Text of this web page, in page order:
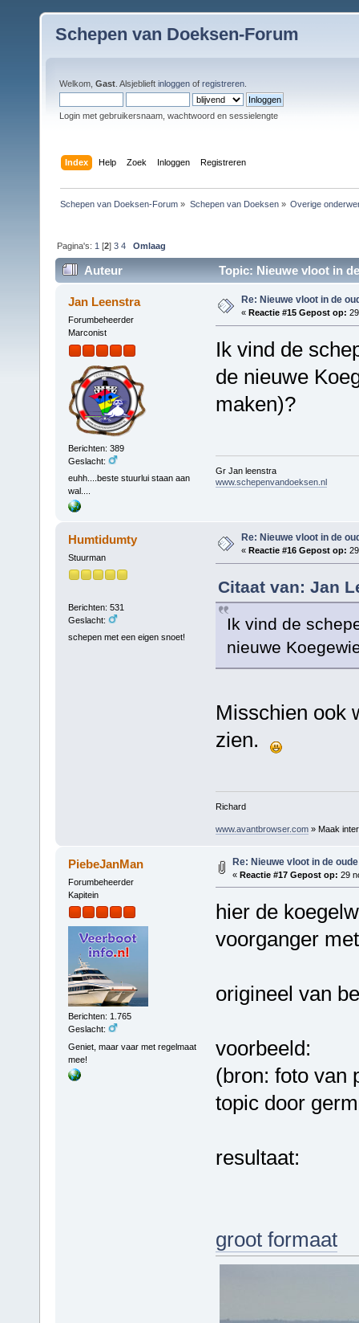
Schepen van Doeksen-Forum
Welkom, Gast . Alsjeblieft inloggen of registreren
Login met gebruikersnaam, wachtwoord en sessielengte
Index Help Zoek Inloggen Registreren
Schepen van Doeksen-Forum » Schepen van Doeksen» Overige
Pagina's: 1 [2]3 4 Omlaag
Auteur Topic: Nieuwe vloot in
Jan Leenstra
Forumbeheerder
Marconist
Berichten: 389
Geslacht:
euhh....beste stuurlui staan aan
wal....
Re: Nieuwe vloot in de
« Reactie #15 Gepost op:
Ik vind de
de nieuwe
maken)?
Gr Jan leenstra
www.schepenvandoeksen.nl
Humtidumty
Stuurman
Berichten: 531
Geslacht:
schepen met een eigen snoet!
Re: Nieuwe vloot in de
« Reactie #16 Gepost op:
Citaat van: Jan
Ik vind de
nieuwe
Misschien ook
zien.
Richard
www.avantbrowser.com» Maak
PiebeJanMan
Forumbeheerder
Kapitein
Berichten: 1.765
Geslacht:
Geniet, maar vaar met regelmaat
mee!
Re: Nieuwe vloot in de
« Reactie #17 Gepost op: 29
hier de
voorganger
origineel van
voorbeeld:
(bron: foto van
topic door
resultaat:
groot formaat